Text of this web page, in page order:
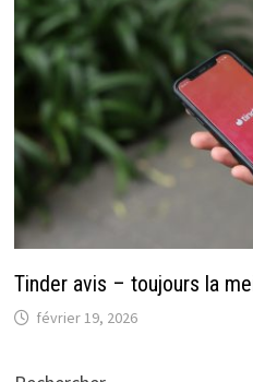
Tinder avis – toujours la
février 19, 2026